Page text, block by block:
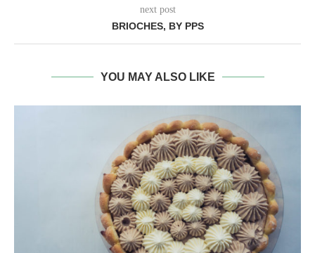
next post
BRIOCHES, BY PPS
YOU MAY ALSO LIKE